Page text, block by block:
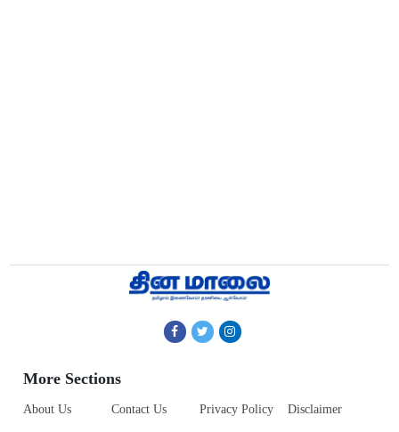
More Sections
About Us Contact Us Privacy Policy Disclaimer